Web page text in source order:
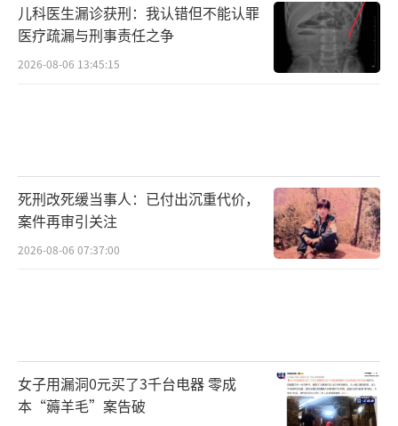
儿科医生漏诊获刑：我认错但不能认罪
医疗疏漏与刑事责任之争
2026-08-06 13:45:15
死刑改死缓当事人：已付出沉重代价，
案件再审引关注
2026-08-06 07:37:00
女子用漏洞0元买了3千台电器 零成
本“薅羊毛”案告破